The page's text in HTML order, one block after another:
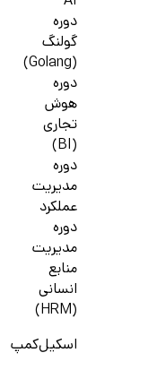
دوره
گولنگ
(Golang)
دوره
هوش
تجاری
(BI)
دوره
مدیریت
عملکرد
دوره
مدیریت
منابع
انسانی
(HRM)
اسکیل‌کمپ